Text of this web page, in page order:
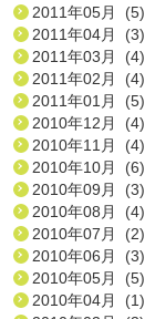
2011年05月 (5)
2011年04月 (3)
2011年03月 (4)
2011年02月 (4)
2011年01月 (5)
2010年12月 (4)
2010年11月 (4)
2010年10月 (6)
2010年09月 (3)
2010年08月 (4)
2010年07月 (2)
2010年06月 (3)
2010年05月 (5)
2010年04月 (1)